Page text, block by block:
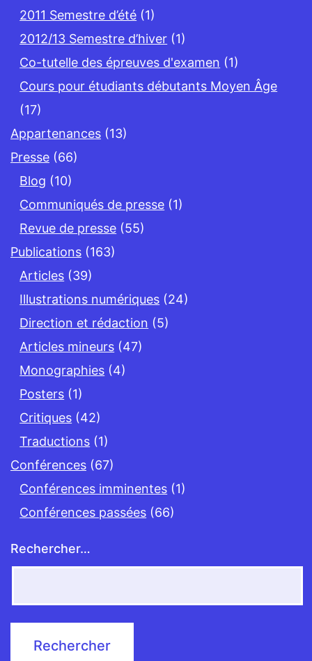
2011 Semestre d’été (1)
2012/13 Semestre d’hiver (1)
Co-tutelle des épreuves d'examen (1)
Cours pour étudiants débutants Moyen Âge
(17)
Appartenances (13)
Presse (66)
Blog (10)
Communiqués de presse (1)
Revue de presse (55)
Publications (163)
Articles (39)
Illustrations numériques (24)
Direction et rédaction (5)
Articles mineurs (47)
Monographies (4)
Posters (1)
Critiques (42)
Traductions (1)
Conférences (67)
Conférences imminentes (1)
Conférences passées (66)
Rechercher…